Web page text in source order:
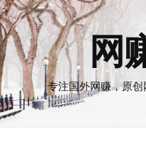
网
专注国外网赚，原